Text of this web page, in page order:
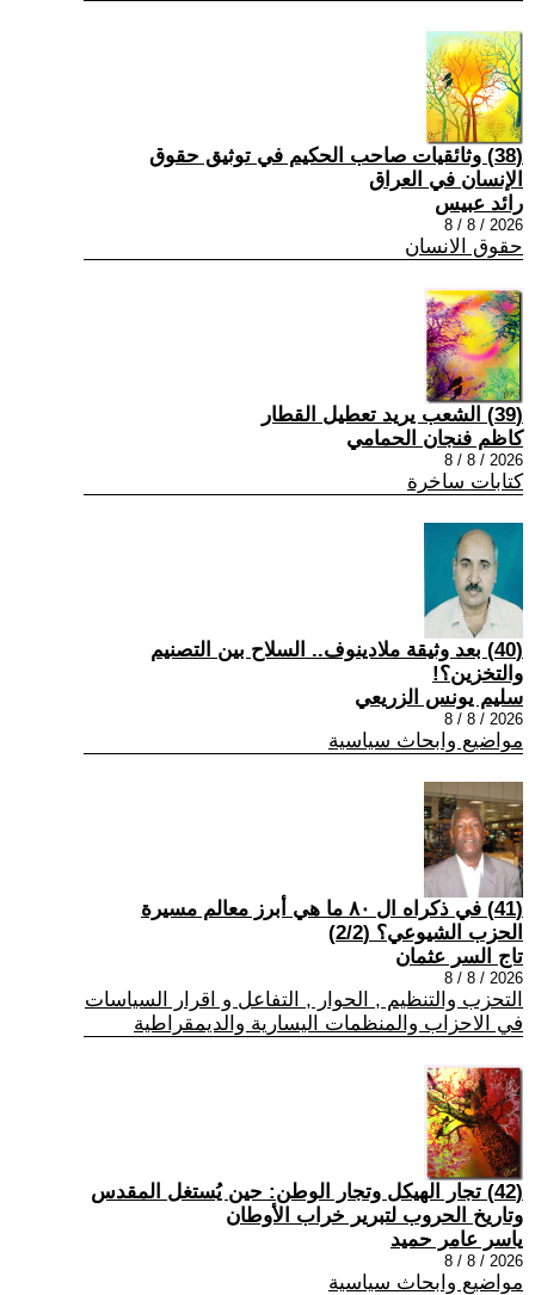
(38) وثائقيات صاحب الحكيم في توثيق حقوق
الإنسان في العراق
رائد عبيس
2026 / 8 / 8
حقوق الانسان
(39) الشعب يريد تعطيل القطار
كاظم فنجان الحمامي
2026 / 8 / 8
كتابات ساخرة
(40) بعد وثيقة ملادينوف.. السلاح بين التصنيم
والتخزين؟!
سليم يونس الزريعي
2026 / 8 / 8
مواضيع وابحاث سياسية
(41) في ذكراه ال ٨٠ ما هي أبرز معالم مسيرة
الحزب الشيوعي؟ (2/2)
تاج السر عثمان
2026 / 8 / 8
التحزب والتنظيم , الحوار , التفاعل و اقرار السياسات
في الاحزاب والمنظمات اليسارية والديمقراطية
(42) تجار الهيكل وتجار الوطن: حين يُستغل المقدس
وتاريخ الحروب لتبرير خراب الأوطان
ياسر عامر حميد
2026 / 8 / 8
مواضيع وابحاث سياسية